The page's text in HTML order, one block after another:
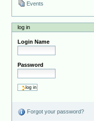
Events
log in
Login Name
Password
Forgot your password?